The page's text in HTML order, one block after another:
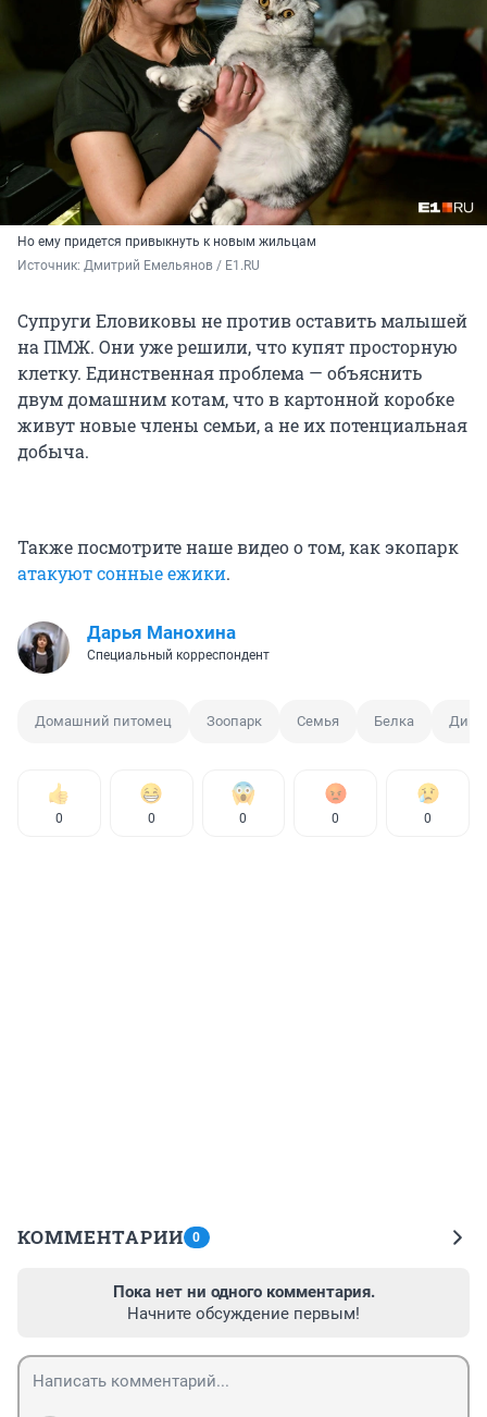
Но ему придется привыкнуть к новым жильцам
Источник: Дмитрий Емельянов / E1.RU
Супруги Еловиковы не против оставить малышей
на ПМЖ. Они уже решили, что купят просторную
клетку. Единственная проблема — объяснить
двум домашним котам, что в картонной коробке
живут новые члены семьи, а не их потенциальная
добыча.
Также посмотрите наше видео о том, как экопарк
атакуют сонные ежики.
Дарья Манохина
Специальный корреспондент
Домашний питомец Зоопарк Семья Белка
0 0 0 0 0
КОММЕНТАРИИ 0
Пока нет ни одного комментария.
Начните обсуждение первым!